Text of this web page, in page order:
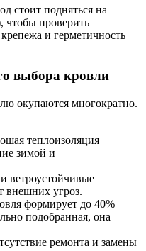
стоит подняться на
чтобы проверить
и герметичность
выбора кровли
окупаются многократно.
теплоизоляция
зимой и
ветроустойчивые
внешних угроз.
формирует до 40%
подобранная, она
ремонта и замены